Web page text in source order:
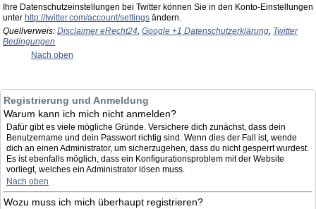
Ihre Datenschutzeinstellungen bei Twitter können Sie in den Konto-Einstellungen
unter http://twitter.com/account/settings ändern.
Quellverweis: Disclaimer eRecht24, Google +1 Datenschutzerklärung, Twitter
Bedingungen
Nach oben
Registrierung und Anmeldung
Warum kann ich mich nicht anmelden?
Dafür gibt es viele mögliche Gründe. Versichere dich zunächst, dass dein
Benutzername und dein Passwort richtig sind. Wenn dies der Fall ist, wende
dich an einen Administrator, um sicherzugehen, dass du nicht gesperrt wurdest.
Es ist ebenfalls möglich, dass ein Konfigurationsproblem mit der Website
vorliegt, welches ein Administrator lösen muss.
Nach oben
Wozu muss ich mich überhaupt registrieren?